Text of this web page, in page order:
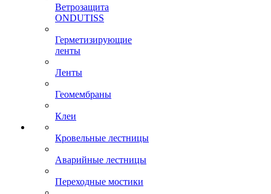
Ветрозащита
ONDUTISS
Герметизирующие
ленты
Ленты
Геомембраны
Клеи
Кровельные лестницы
Аварийные лестницы
Переходные мостики